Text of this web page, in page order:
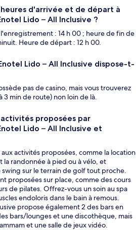
d'arrivée et de départ à
Lido – All Inclusive ?
: 14 h 00 ; heure de fin de
Heure de départ : 12 h 00.
Lido – All Inclusive dispose-t-
pas de casino, mais vous trouverez
3 min de route) non loin de là.
proposées par
Lido – All Inclusive et
activités proposées, comme la location
la randonnée à pied ou à vélo, et
sur le terrain de golf tout proche.
proposées sur place, comme des cours
de pilates. Offrez-vous un soin au spa
endoloris dans le bain à remous.
propose également 2 des bars en
bars/lounges et une discothèque, mais
et une salle de jeux vidéo.